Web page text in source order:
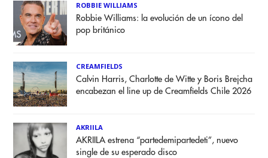
ROBBIE WILLIAMS
Robbie Williams: la evolución de un ícono del
pop británico
CREAMFIELDS
Calvin Harris, Charlotte de Witte y Boris Brejcha
encabezan el line up de Creamfields Chile 2026
AKRIILA
AKRIILA estrena “partedemipartedeti”, nuevo
single de su esperado disco